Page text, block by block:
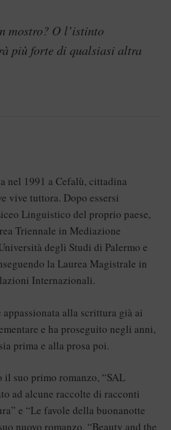
mostro? O l’istinto
più forte di qualsiasi altra
nel 1991 a Cefalù, cittadina
vive tuttora. Dopo essersi
Linguistico del proprio paese,
Triennale in Mediazione
degli Studi di Palermo e
la Laurea Magistrale in
Internazionali.
alla scrittura già ai
e ha proseguito negli anni,
prima e alla prosa poi.
il suo primo romanzo, “SAL
ad alcune raccolte di racconti
e “Le favole della buonanotte
nuovo romanzo, “Beauty and the